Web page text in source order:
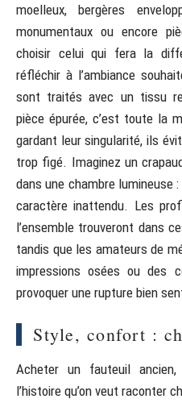
moelleux, bergères
monumentaux ou encore
choisir celui qui fera la
réfléchir à l’ambiance
sont traités avec un tissu
pièce épurée, c’est toute la
gardant leur singularité, ils
trop figé. Imaginez un
dans une chambre lumineuse
caractère inattendu. Les
l’ensemble trouveront dans
tandis que les amateurs de
impressions osées ou des
provoquer une rupture bien
Style, confort :
Acheter un fauteuil ancien,
l’histoire qu’on veut raconter